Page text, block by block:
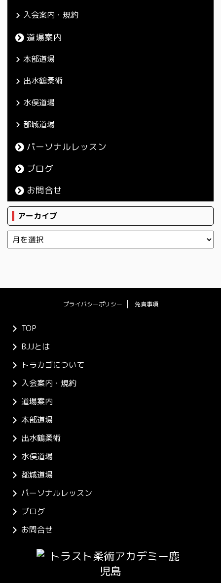
入会案内・規約
道場案内
本部道場
出水鶴柔術
水俣道場
都城道場
パーソナルレッスン
ブログ
お問合せ
アーカイブ
プライバシーポリシー 免責事項
TOP
BJJとは
トラカゴについて
入会案内・規約
道場案内
本部道場
出水鶴柔術
水俣道場
都城道場
パーソナルレッスン
ブログ
お問合せ